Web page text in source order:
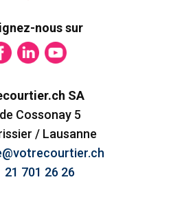
nous sur
SA
Cossonay 5
/ Lausanne
21 701 26 26